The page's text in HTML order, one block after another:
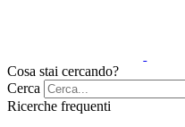
Cosa stai cercando?
Cerca
Ricerche frequenti